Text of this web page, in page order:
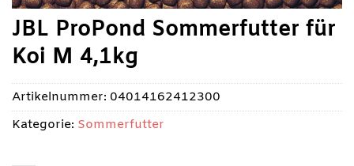
JBL ProPond Sommerfutter für
Koi M 4,1kg
Artikelnummer: 04014162412300
Kategorie: Sommerfutter